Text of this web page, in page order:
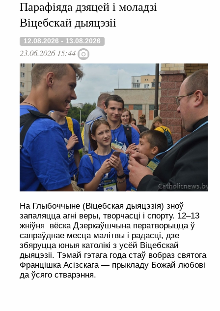
Парафіяда дзяцей і моладзі
Віцебскай дыяцэзіі
12.08.2026 - 13.08.2026
23.06.2026 15:44
На Глыбоччыне (Віцебская дыяцэзія) зноў
запаляцца агні веры, творчасці і спорту. 12–13
жніўня вёска Дзеркаўшчына ператворыцца ў
сапраўднае месца малітвы і радасці, дзе
збяруцца юныя католікі з усёй Віцебскай
дыяцэзіі. Тэмай гэтага года стаў вобраз святога
Францішка Асізскага — прыкладу Божай любові
да ўсяго стварэння.